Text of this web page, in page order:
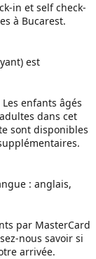
in et self check-
à Bucarest.
est
enfants âgés
dans cet
sont disponibles
: anglais,
par MasterCard
nous savoir si
arrivée.